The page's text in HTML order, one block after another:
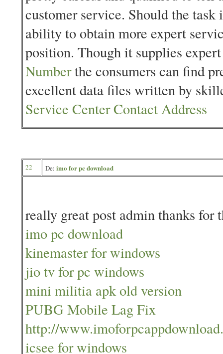
customer service. Should the task
ability to obtain more expert
position. Though it supplies
Numberthe consumers can find
excellent data files written by
Service Center Contact Address
22 De: imo for pc download
really great post admin thanks for
imo pc download
kinemaster for windows
jio tv for pc windows
mini militia apk old version
PUBG Mobile Lag Fix
http://
icsee for windows